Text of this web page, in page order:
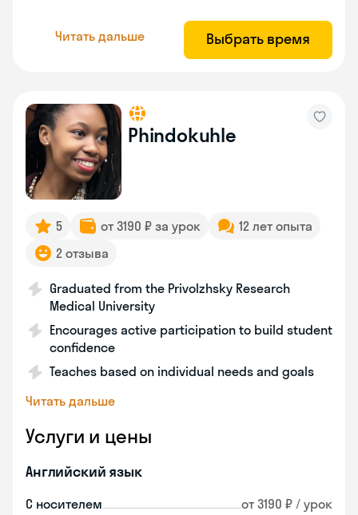
Читать дальше Выбрать время
Phindokuhle
5 от 3190 ₽ за урок
12 лет опыта
2 отзыва
Graduated from the Privolzhsky Research
Medical University
Encourages active participation to build student
confidence
Teaches based on individual needs and goals
Читать дальше
Услуги и цены
Английский язык
С носителем от 3190 ₽ / урок